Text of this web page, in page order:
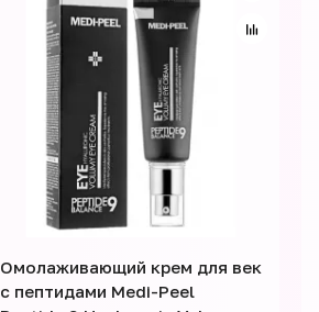
Омолаживающий крем для век
с пептидами Medi-Peel